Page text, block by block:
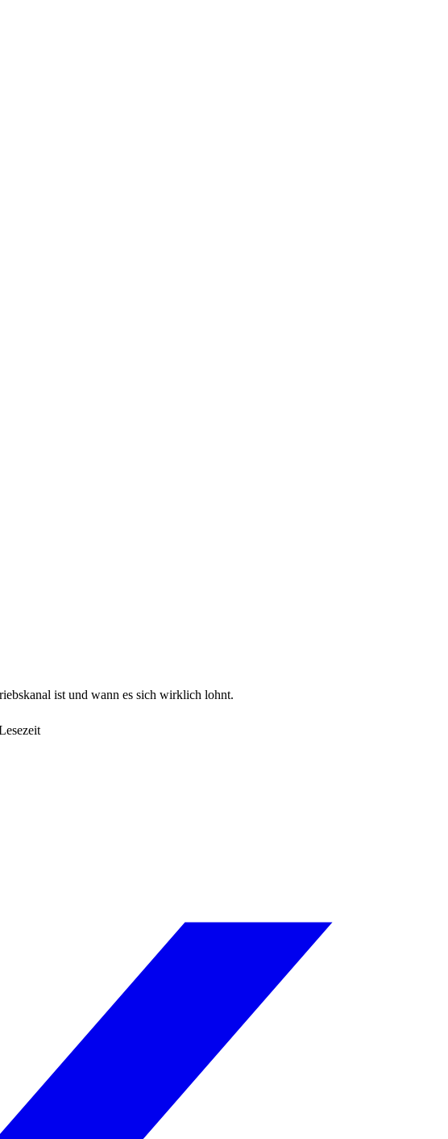
ist und wann es sich wirklich lohnt.